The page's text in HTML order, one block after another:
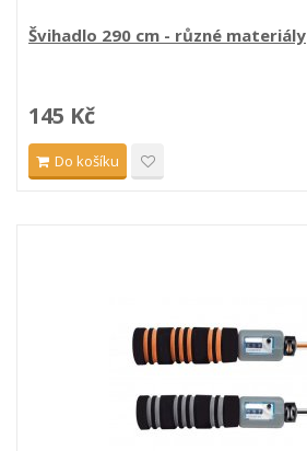
Švihadlo 290 cm - různé materiály
145 Kč
Do košíku